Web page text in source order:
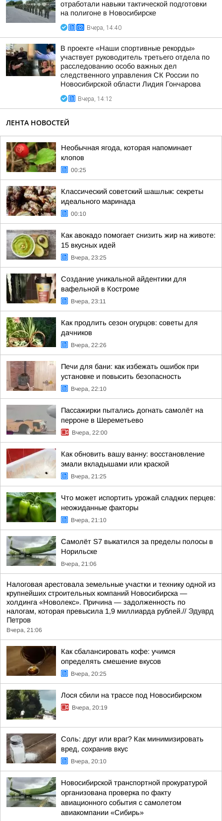
отработали навыки тактической подготовки
на полигоне в Новосибирске
Вчера, 14:40
В проекте «Наши спортивные рекорды»
участвует руководитель третьего отдела по
расследованию особо важных дел
следственного управления СК России по
Новосибирской области Лидия Гончарова
Вчера, 14:12
ЛЕНТА НОВОСТЕЙ
Необычная ягода, которая напоминает
клопов
00:25
Классический советский шашлык: секреты
идеального маринада
00:10
Как авокадо помогает снизить жир на животе:
15 вкусных идей
Вчера, 23:25
Создание уникальной айдентики для
вафельной в Костроме
Вчера, 23:11
Как продлить сезон огурцов: советы для
дачников
Вчера, 22:26
Печи для бани: как избежать ошибок при
установке и повысить безопасность
Вчера, 22:10
Пассажирки пытались догнать самолёт на
перроне в Шереметьево
Вчера, 22:00
Как обновить вашу ванну: восстановление
эмали вкладышами или краской
Вчера, 21:25
Что может испортить урожай сладких перцев:
неожиданные факторы
Вчера, 21:10
Самолёт S7 выкатился за пределы полосы в
Норильске
Вчера, 21:06
Налоговая арестовала земельные участки и технику одной из
крупнейших строительных компаний Новосибирска —
холдинга «Новолекс». Причина — задолженность по
налогам, которая превысила 1,9 миллиарда рублей.// Эдуард
Петров
Вчера, 21:06
Как сбалансировать кофе: учимся
определять смешение вкусов
Вчера, 20:25
Лося сбили на трассе под Новосибирском
Вчера, 20:19
Соль: друг или враг? Как минимизировать
вред, сохранив вкус
Вчера, 20:10
Новосибирской транспортной прокуратурой
организована проверка по факту
авиационного события с самолетом
авиакомпании «Сибирь»